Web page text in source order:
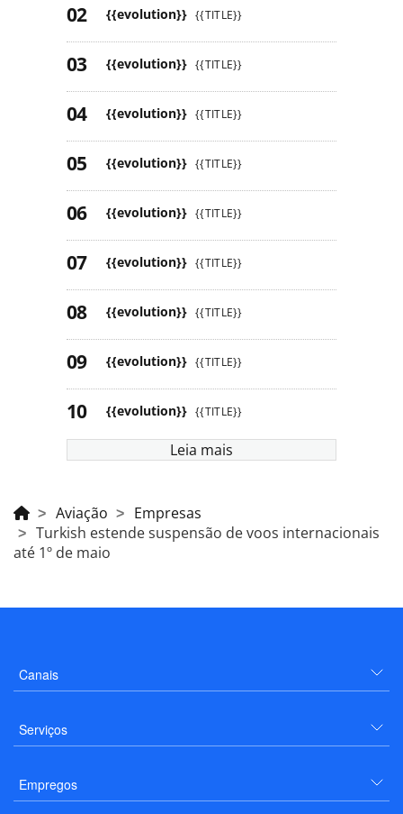
{{evolution}} {{TITLE}}
{{evolution}} {{TITLE}}
{{evolution}} {{TITLE}}
{{evolution}} {{TITLE}}
{{evolution}} {{TITLE}}
{{evolution}} {{TITLE}}
{{evolution}} {{TITLE}}
{{evolution}} {{TITLE}}
{{evolution}} {{TITLE}}
Leia mais
Aviação
Empresas
Turkish estende suspensão de voos internacionais
até 1º de maio
Canais
Serviços
Empregos